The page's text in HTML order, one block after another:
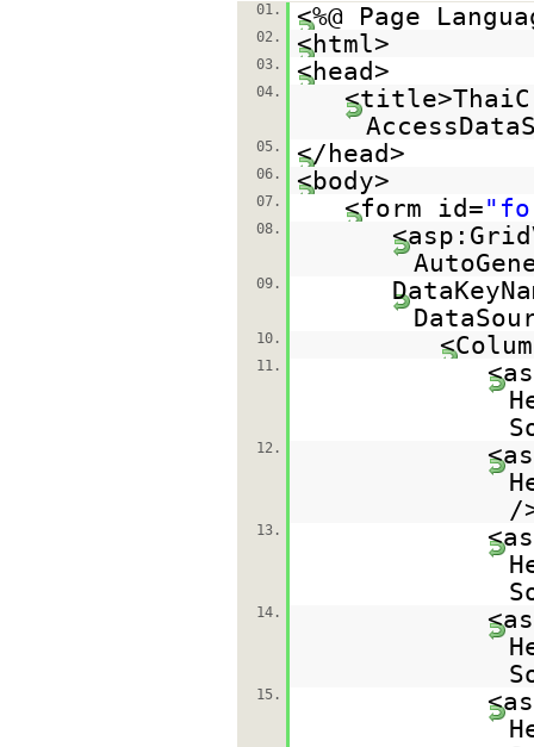
01. <%@ Page
02. <html>
03. <head>
04.
05. </head>
06. <body>
07. <form id=
08.
09.
10.
11.
12.
/
13.
14.
15.